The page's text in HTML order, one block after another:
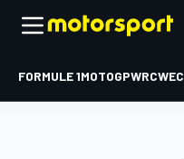
FORMULE 1MOTOGPWRCWEC